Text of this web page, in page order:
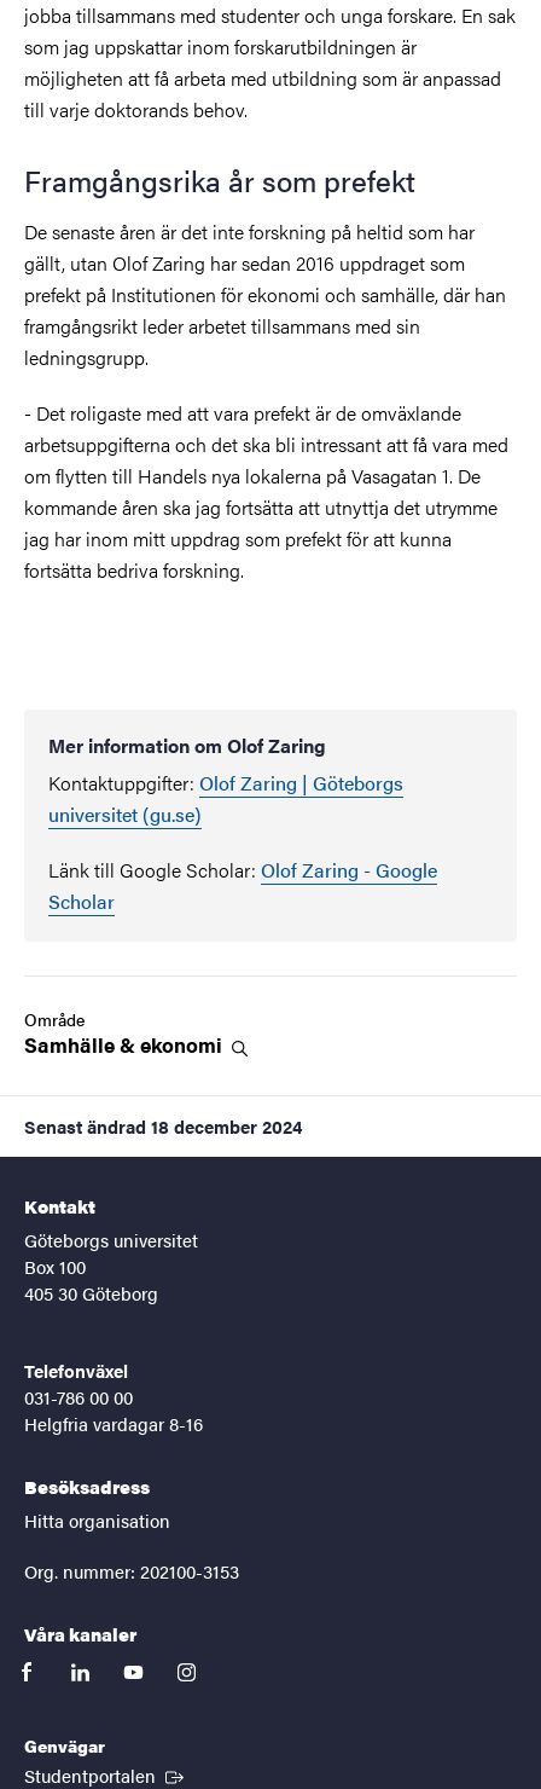
jobba tillsammans med studenter och unga forskare. En sak
som jag uppskattar inom forskarutbildningen är
möjligheten att få arbeta med utbildning som är anpassad
till varje doktorands behov.
Framgångsrika år som prefekt
De senaste åren är det inte forskning på heltid som har
gällt, utan Olof Zaring har sedan 2016 uppdraget som
prefekt på Institutionen för ekonomi och samhälle, där han
framgångsrikt leder arbetet tillsammans med sin
ledningsgrupp.
- Det roligaste med att vara prefekt är de omväxlande
arbetsuppgifterna och det ska bli intressant att få vara med
om flytten till Handels nya lokalerna på Vasagatan 1. De
kommande åren ska jag fortsätta att utnyttja det utrymme
jag har inom mitt uppdrag som prefekt för att kunna
fortsätta bedriva forskning.
Mer information om Olof Zaring
Kontaktuppgifter: Olof Zaring | Göteborgs
universitet (gu.se)
Länk till Google Scholar: ‪Olof Zaring - ‪Google
Scholar
Område
Samhälle &ekonomi
Senast ändrad 18 december 2024
Kontakt
Göteborgs universitet
Box 100
405 30 Göteborg
Telefonväxel
031-786 00 00
Helgfria vardagar 8-16
Besöksadress
Hitta organisation
Org. nummer: 202100-3153
Våra kanaler
facebooklinkedinyoutubeinstagram
Genvägar
Studentportalen (Extern länk)